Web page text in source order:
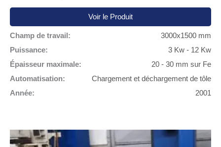
Voir le Produit
Champ de travail:
3000x1500 mm
Puissance:
3 Kw - 12 Kw
Épaisseur maximale:
20 - 30 mm sur Fe
Automatisation:
Chargement et déchargement de tôle
Année:
2001